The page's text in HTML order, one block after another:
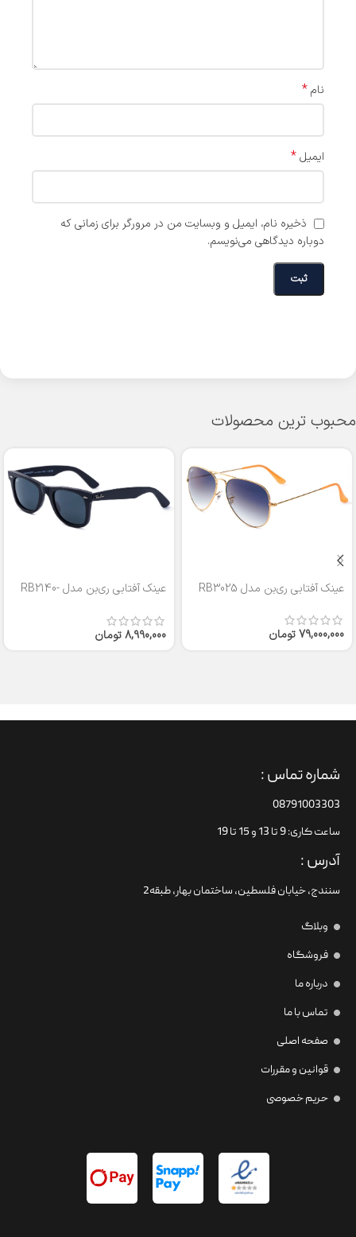
نام*
ایمیل*
ذخیره نام، ایمیل و وبسایت من در مرورگر برای زمانی که
دوباره دیدگاهی می‌نویسم.
محبوب ترین محصولات
عینک آفتابی ری‌بن مدل RB3025
79,000,000تومان
عینک آفتابی ری‌بن مدل RB2140-
8,990,000تومان
شماره تماس :
08791003303
ساعت کاری: 9 تا 13 و 15 تا 19
آدرس :
سنندج، خیابان فلسطین،‌ ساختمان بهار، طبقه2
وبلاگ
فروشگاه
درباره ما
تماس با ما
صفحه اصلی
قوانین و مقررات
حریم خصوصی